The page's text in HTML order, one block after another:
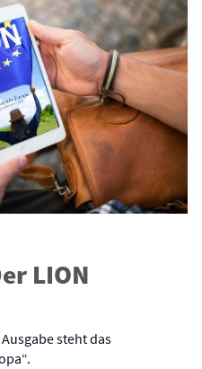
LION
steht das